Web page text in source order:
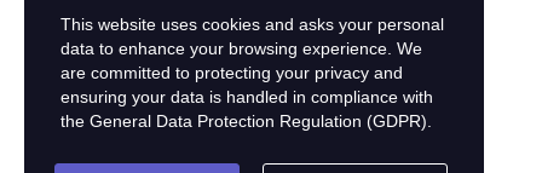
This website uses cookies and asks your personal
data to enhance your browsing experience. We
are committed to protecting your privacy and
ensuring your data is handled in compliance with
the General Data Protection Regulation (GDPR)